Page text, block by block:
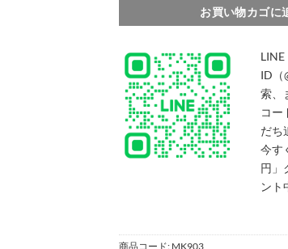
お買い物カゴに
LINE
ID（
索、
コー
だち
今す
円」
ント
商品コード: MK903